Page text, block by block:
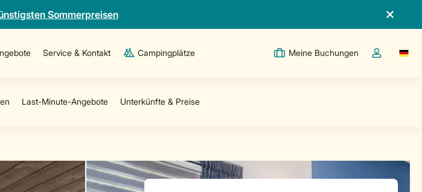
Sommerpreisen
Service & Kontakt Campingplätze Meine Buchungen
Dropdown-